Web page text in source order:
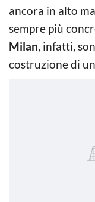
ancora in alto
sempre più
Milan, infatti,
costruzione di